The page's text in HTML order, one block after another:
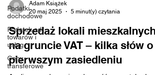
Podatki
dochodowe
Podatek od
towarów i
usług
Ceny
transferowe
Adam Książek
20 maj 2025
5 minut(y) czytania
Sprzedaż lokali mieszkalnych
na gruncie VAT – kilka słów o
pierwszym zasiedleniu